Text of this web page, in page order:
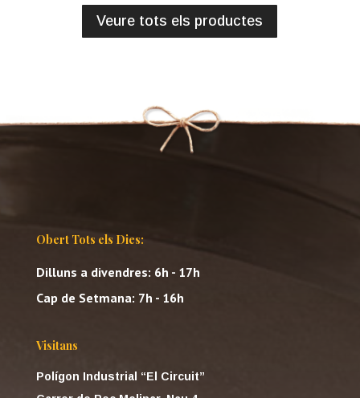
Veure tots els productes
Obert Tots els Dies:
Dilluns a divendres: 6h - 17h
Cap de Setmana: 7h - 16h
Visitans
Polígon Industrial “El Circuit”